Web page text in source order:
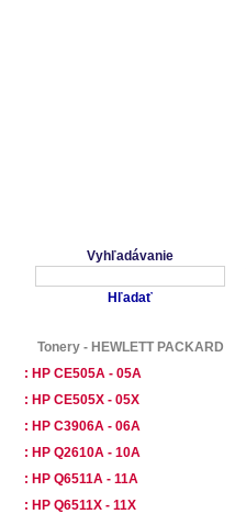
Vyhľadávanie
Tonery - HEWLETT PACKARD
: HP CE505A - 05A
: HP CE505X - 05X
: HP C3906A - 06A
: HP Q2610A - 10A
: HP Q6511A - 11A
: HP Q6511X - 11X